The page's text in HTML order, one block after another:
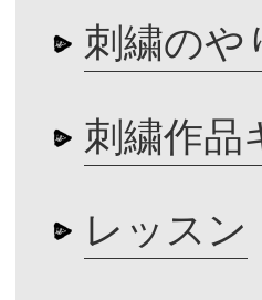
刺繍のや
刺繍作品
レッスン